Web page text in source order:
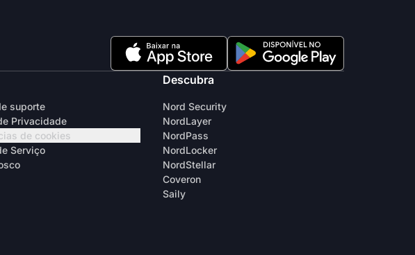
suporte
Privacidade
de cookies
Serviço
Descubra
Nord Security
NordLayer
NordPass
NordLocker
NordStellar
Coveron
Saily